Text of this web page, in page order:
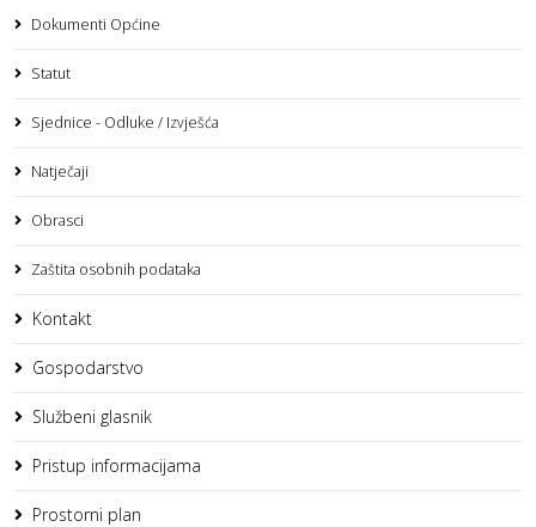
Dokumenti Općine
Statut
Sjednice - Odluke / Izvješća
Natječaji
Obrasci
Zaštita osobnih podataka
Kontakt
Gospodarstvo
Službeni glasnik
Pristup informacijama
Prostorni plan